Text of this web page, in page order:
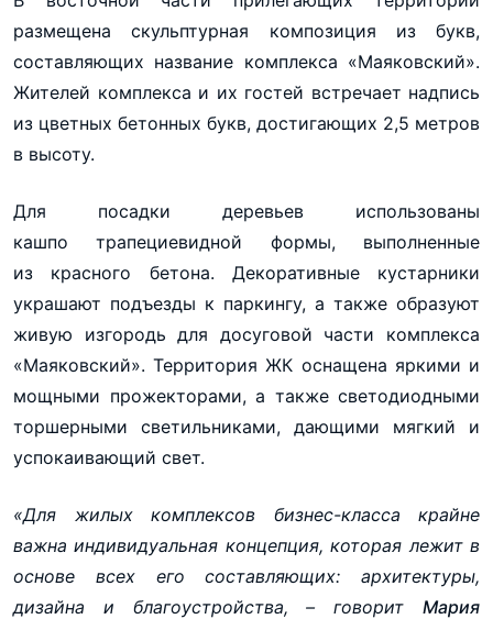
размещена скульптурная композиция из букв,
составляющих название комплекса «Маяковский».
Жителей комплекса и их гостей встречает надпись
из цветных бетонных букв, достигающих 2,5 метров
в высоту.
Для посадки деревьев использованы
кашпо трапециевидной формы, выполненные
из красного бетона. Декоративные кустарники
украшают подъезды к паркингу, а также образуют
живую изгородь для досуговой части комплекса
«Маяковский». Территория ЖК оснащена яркими и
мощными прожекторами, а также светодиодными
торшерными светильниками, дающими мягкий и
успокаивающий свет.
«Для жилых комплексов бизнес-класса крайне
важна индивидуальная концепция, которая лежит в
основе всех его составляющих: архитектуры,
дизайна и благоустройства, – говорит Мария